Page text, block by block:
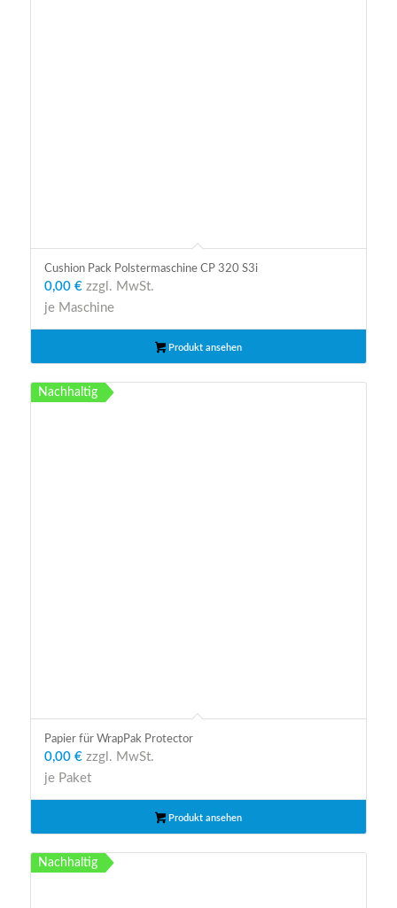
Cushion Pack Polstermaschine CP 320 S3i
0,00 €zzgl. MwSt.
je Maschine
Produkt ansehen
Nachhaltig
Papier für WrapPak Protector
0,00 €zzgl. MwSt.
je Paket
Produkt ansehen
Nachhaltig